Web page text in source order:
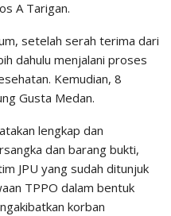
A Tarigan.
setelah serah terima dari
dahulu menjalani proses
Kemudian, 8
Gusta Medan.
lengkap dan
dan barang bukti,
JPU yang sudah ditunjuk
TPPO dalam bentuk
korban